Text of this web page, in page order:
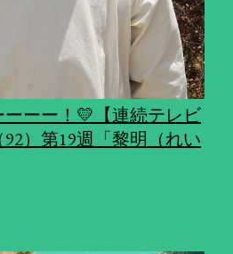
ーー！💛【連続テレビ
）第19週「黎明（れい